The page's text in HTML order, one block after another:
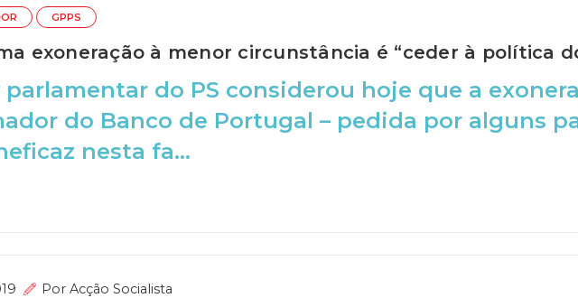
GPPS
exoneração à menor circunstância é “ceder à política
parlamentar do PS considerou hoje que a
do Banco de Portugal – pedida por alguns
nesta fa...
Por Acção Socialista